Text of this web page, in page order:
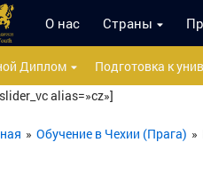
О нас Страны
Диплом Подготовка к
alias=»cz»]
» Обучение в Чехии (Прага) »